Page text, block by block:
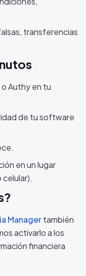
transferencias
Authy en tu
de tu software
en un lugar
celular).
Managertambién
activarlo a los
financiera